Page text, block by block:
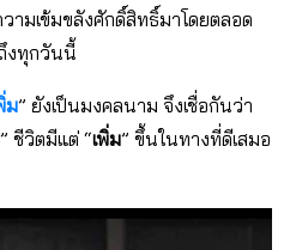
ามเข้มขลังศักดิ์สิทธิ์มาโดยตลอด
งทุกวันนี้
ม” ยังเป็นมงคลนาม จึงเชื่อกันว่า
” ชีวิตมีแต่ “เพิ่ม” ขึ้นในทางที่ดีเสมอ